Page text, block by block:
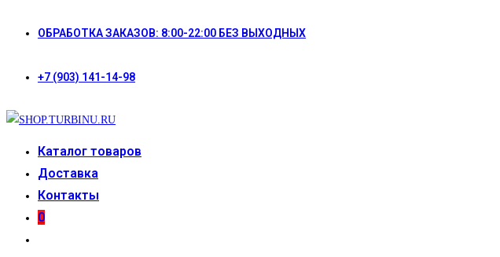
ОБРАБОТКА ЗАКАЗОВ: 8:00-22:00 БЕЗ ВЫХОДНЫХ
+7 (903) 141-14-98
Каталог товаров
Доставка
Контакты
0